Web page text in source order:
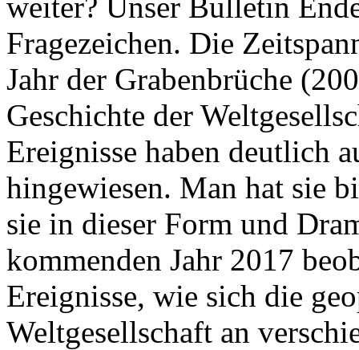
Fragezeichen. Die
Jahr der Grabenbrüche
Geschichte der
Ereignisse haben deutlich
hingewiesen. Man hat sie
sie in dieser Form und
kommenden Jahr 2017
Ereignisse, wie sich die
Weltgesellschaft an